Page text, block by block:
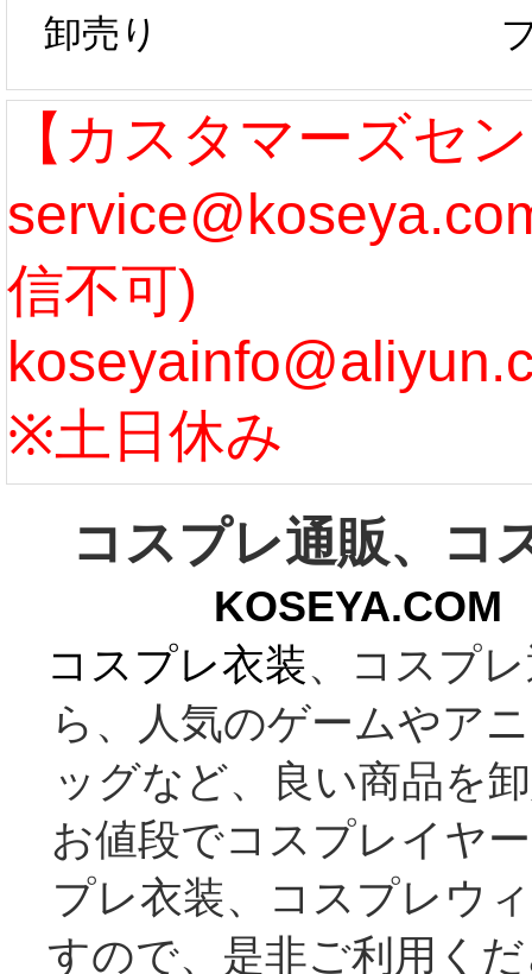
作、発送予定と
なります。 ...
[more]
たし
ル期
まで
う...
卸売り
【カスタマーズセ
信不可)
※土日休み
コスプレ通販、コ
コスプレ衣装、コスプ
ら、人気のゲームやア
ッグなど、良い商品を
お値段でコスプレイヤ
プレ衣装、コスプレウ
すので、是非ご利用く